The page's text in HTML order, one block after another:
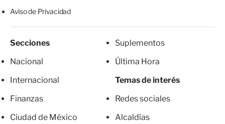
Aviso de Privacidad
Secciones
Nacional
Internacional
Finanzas
Ciudad de México
Suplementos
Última Hora
Temas de interés
Redes sociales
Alcaldías